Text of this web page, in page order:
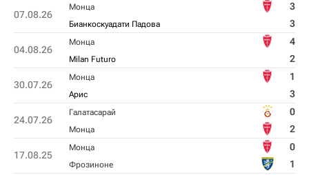
07.08.26
Монца 3
Бианкоскуадати Падова 3
04.08.26
Монца 4
Milan Futuro 2
30.07.26
Монца 1
Арис 3
24.07.26
Галатасарай 0
Монца 2
17.08.25
Монца 0
Фрозиноне 1